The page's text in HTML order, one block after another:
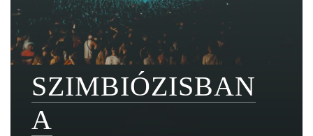
SZIMBIÓZISBAN
A